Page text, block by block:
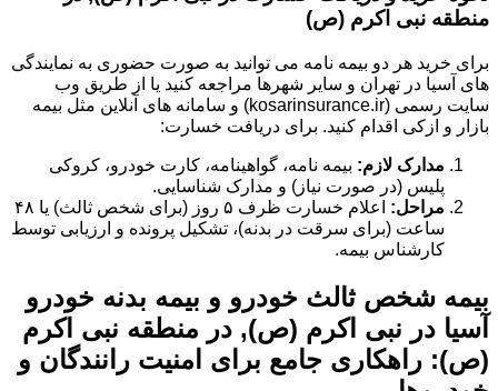
منطقه نبی اکرم (ص)
برای خرید هر دو بیمه نامه می توانید به صورت حضوری به نمایندگی
های آسیا در تهران و سایر شهرها مراجعه کنید یا از طریق وب
سایت رسمی (kosarinsurance.ir) و سامانه های آنلاین مثل بیمه
بازار و ازکی اقدام کنید. برای دریافت خسارت:
مدارک لازم: بیمه نامه، گواهینامه، کارت خودرو، کروکی
پلیس (در صورت نیاز) و مدارک شناسایی.
مراحل:
اعلام خسارت ظرف ۵ روز (برای شخص ثالث) یا ۴۸
ساعت (برای سرقت در بدنه)، تشکیل پرونده و ارزیابی توسط
کارشناس بیمه.
بیمه شخص ثالث خودرو و بیمه بدنه خودرو
آسیا در نبی اکرم (ص), در منطقه نبی اکرم
(ص): راهکاری جامع برای امنیت رانندگان و